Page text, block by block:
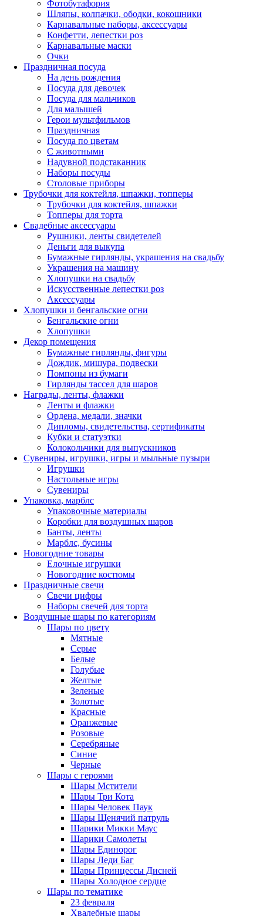
Фотобутафория
Шляпы, колпачки, ободки, кокошники
Карнавальные наборы, аксессуары
Конфетти, лепестки роз
Карнавальные маски
Очки
Праздничная посуда
На день рождения
Посуда для девочек
Посуда для мальчиков
Для малышей
Герои мультфильмов
Праздничная
Посуда по цветам
С животными
Надувной подстаканник
Наборы посуды
Столовые приборы
Трубочки для коктейля, шпажки, топперы
Трубочки для коктейля, шпажки
Топперы для торта
Свадебные аксессуары
Рушники, ленты свидетелей
Деньги для выкупа
Бумажные гирлянды, украшения на свадьбу
Украшения на машину
Хлопушки на свадьбу
Искусственные лепестки роз
Аксессуары
Хлопушки и бенгальские огни
Бенгальские огни
Хлопушки
Декор помещения
Бумажные гирлянды, фигуры
Дождик, мишура, подвески
Помпоны из бумаги
Гирлянды тассел для шаров
Награды, ленты, флажки
Ленты и флажки
Ордена, медали, значки
Дипломы, свидетельства, сертификаты
Кубки и статуэтки
Колокольчики для выпускников
Сувениры, игрушки, игры и мыльные пузыри
Игрушки
Настольные игры
Сувениры
Упаковка, марблс
Упаковочные материалы
Коробки для воздушных шаров
Банты, ленты
Марблс, бусины
Новогодние товары
Елочные игрушки
Новогодние костюмы
Праздничные свечи
Свечи цифры
Наборы свечей для торта
Воздушные шары по категориям
Шары по цвету
Мятные
Серые
Белые
Голубые
Желтые
Зеленые
Золотые
Красные
Оранжевые
Розовые
Серебряные
Синие
Черные
Шары с героями
Шары Мстители
Шары Три Кота
Шары Человек Паук
Шары Щенячий патруль
Шарики Микки Маус
Шарики Самолеты
Шары Единорог
Шары Леди Баг
Шары Принцессы Дисней
Шары Холодное сердце
Шары по тематике
23 февраля
Хвалебные шары